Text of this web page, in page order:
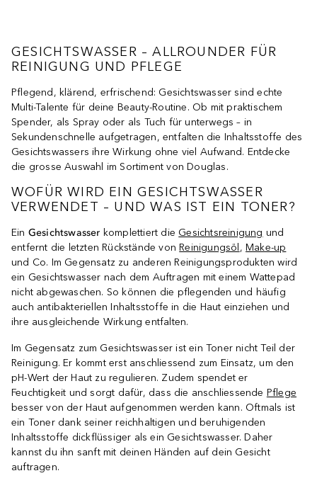
GESICHTSWASSER – ALLROUNDER FÜR
REINIGUNG UND PFLEGE
Pflegend, klärend, erfrischend: Gesichtswasser sind echte
Multi-Talente für deine Beauty-Routine. Ob mit praktischem
Spender, als Spray oder als Tuch für unterwegs – in
Sekundenschnelle aufgetragen, entfalten die Inhaltsstoffe des
Gesichtswassers ihre Wirkung ohne viel Aufwand. Entdecke
die grosse Auswahl im Sortiment von Douglas.
WOFÜR WIRD EIN GESICHTSWASSER
VERWENDET – UND WAS IST EIN TONER?
Ein Gesichtswasser komplettiert die Gesichtsreinigung und
entfernt die letzten Rückstände vonReinigungsöl ,Make-up
und Co. Im Gegensatz zu anderen Reinigungsprodukten wird
ein Gesichtswasser nach dem Auftragen mit einem Wattepad
nicht abgewaschen. So können die pflegenden und häufig
auch antibakteriellen Inhaltsstoffe in die Haut einziehen und
ihre ausgleichende Wirkung entfalten.
Im Gegensatz zum Gesichtswasser ist ein Toner nicht Teil der
Reinigung. Er kommt erst anschliessend zum Einsatz, um den
pH-Wert der Haut zu regulieren. Zudem spendet er
Feuchtigkeit und sorgt dafür, dass die anschliessende Pflege
besser von der Haut aufgenommen werden kann. Oftmals ist
ein Toner dank seiner reichhaltigen und beruhigenden
Inhaltsstoffe dickflüssiger als ein Gesichtswasser. Daher
kannst du ihn sanft mit deinen Händen auf dein Gesicht
auftragen.